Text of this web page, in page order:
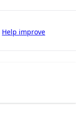
Help improve